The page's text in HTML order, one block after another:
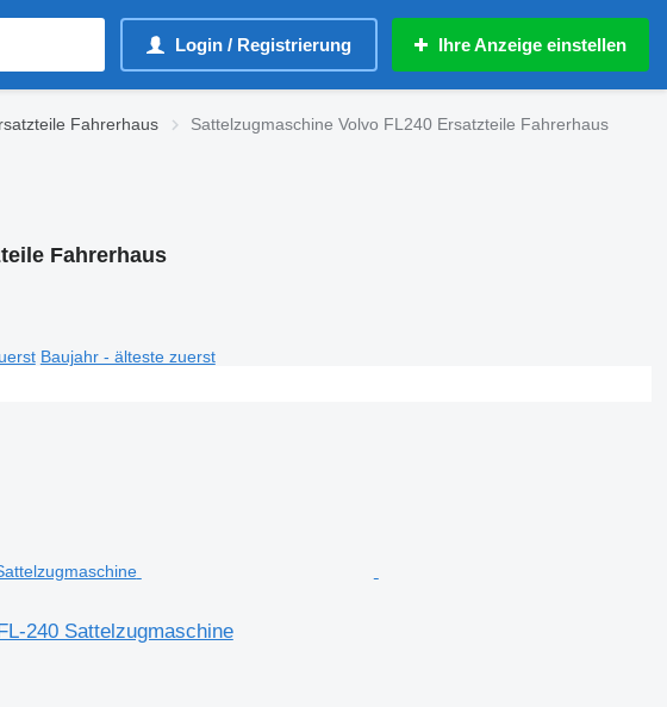
Login / Registrierung Ihre Anzeige einstellen
Fahrerhaus Sattelzugmaschine Volvo FL240 Ersatzteile Fahrerhaus
Fahrerhaus
Baujahr - älteste zuerst
240 Sattelzugmaschine